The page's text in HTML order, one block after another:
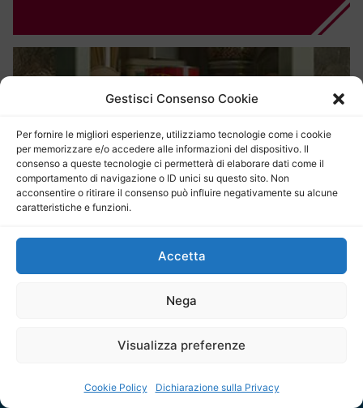
Gestisci Consenso Cookie
Per fornire le migliori esperienze, utilizziamo tecnologie come i cookie
per memorizzare e/o accedere alle informazioni del dispositivo. Il
consenso a queste tecnologie ci permetterà di elaborare dati come il
comportamento di navigazione o ID unici su questo sito. Non
acconsentire o ritirare il consenso può influire negativamente su alcune
caratteristiche e funzioni.
Accetta
Nega
Visualizza preferenze
Cookie Policy Dichiarazione sulla Privacy